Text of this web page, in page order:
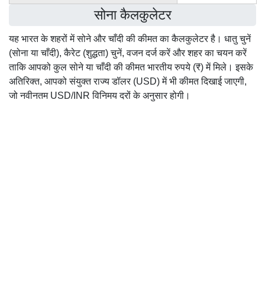
सोना कैलकुलेटर
यह भारत के शहरों में सोने और चाँदी की कीमत का कैलकुलेटर है। धातु चुनें
(सोना या चाँदी), कैरेट (शुद्धता) चुनें, वजन दर्ज करें और शहर का चयन करें
ताकि आपको कुल सोने या चाँदी की कीमत भारतीय रुपये (₹) में मिले। इसके
अतिरिक्त, आपको संयुक्त राज्य डॉलर (USD) में भी कीमत दिखाई जाएगी,
जो नवीनतम USD/INR विनिमय दरों के अनुसार होगी।